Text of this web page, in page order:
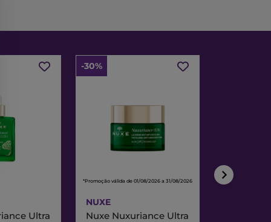
Ultra
-30%
*Promoção válida de 01/08/2026 a 31/08/2026
NUXE
Nuxe Nuxuriance Ultra
*Promoção válida